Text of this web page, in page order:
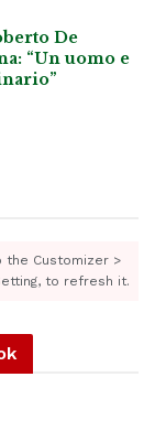
De
“Un uomo e
the Customizer >
to refresh it.